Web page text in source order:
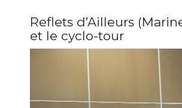
Reflets d’Ailleurs
et le cyclo-tour